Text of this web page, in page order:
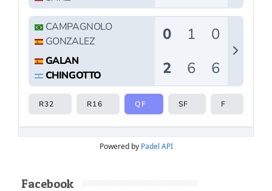
Powered by Padel API
Facebook